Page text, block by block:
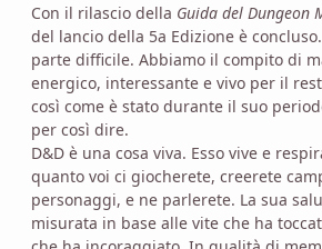
Con il rilascio della Guida del Dungeon
del lancio della 5a Edizione è
parte difficile. Abbiamo il compito di
energico, interessante e vivo per il
così come è stato durante il suo
per così dire.
D&D è una cosa viva. Esso vive e
quanto voi ci giocherete, creerete
personaggi, e ne parlerete. La sua
misurata in base alle vite che ha